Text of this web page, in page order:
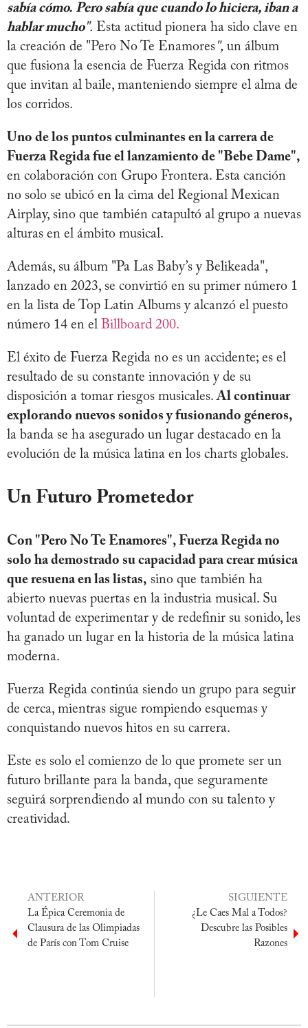
sabía cómo. Pero sabía que cuando lo hiciera, iban a
hablar mucho". Esta actitud pionera ha sido clave en
la creación de "Pero No Te Enamores ", un álbum
que fusiona la esencia de Fuerza Regida con ritmos
que invitan al baile, manteniendo siempre el alma de
los corridos.
Uno de los puntos culminantes en la carrera de
Fuerza Regida fue el lanzamiento de "Bebe Dame",
en colaboración con Grupo Frontera. Esta canción
no solo se ubicó en la cima del Regional Mexican
Airplay, sino que también catapultó al grupo a nuevas
alturas en el ámbito musical.
Además, su álbum "Pa Las Baby’s y Belikeada",
lanzado en 2023, se convirtió en su primer número 1
en la lista de Top Latin Albums y alcanzó el puesto
número 14 en el Billboard 200.
El éxito de Fuerza Regida no es un accidente; es el
resultado de su constante innovación y de su
disposición a tomar riesgos musicales.Al continuar
explorando nuevos sonidos y fusionando géneros,
la banda se ha asegurado un lugar destacado en la
evolución de la música latina en los charts globales.
Un Futuro Prometedor
Con "Pero No Te Enamores", Fuerza Regida no
solo ha demostrado su capacidad para crear música
que resuena en las listas, sino que también ha
abierto nuevas puertas en la industria musical. Su
voluntad de experimentar y de redefinir su sonido, les
ha ganado un lugar en la historia de la música latina
moderna.
Fuerza Regida continúa siendo un grupo para seguir
de cerca, mientras sigue rompiendo esquemas y
conquistando nuevos hitos en su carrera.
Este es solo el comienzo de lo que promete ser un
futuro brillante para la banda, que seguramente
seguirá sorprendiendo al mundo con su talento y
creatividad.
ANTERIOR
La Épica Ceremonia de
Clausura de las Olimpiadas
de París con Tom Cruise
SIGUIENTE
¿Le Caes Mal a Todos?
Descubre las Posibles
Razones